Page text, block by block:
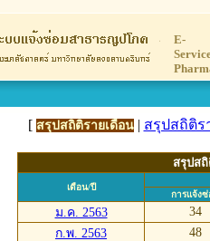
E-
[ สรุปสถิติรายเดือน| สรุปสถิติร
สรุปสถิ
เดือน/ปี
การแจ้ง
ม.ค. 2563
34
ก.พ. 2563
48